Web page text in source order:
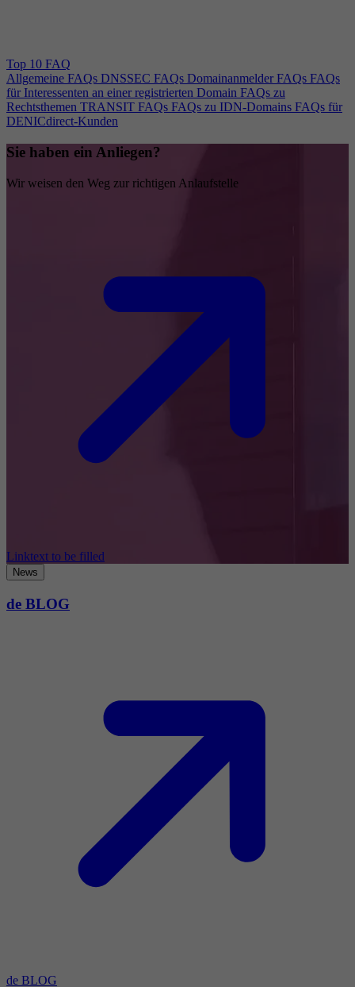
Top 10 FAQ
Allgemeine FAQs DNSSEC FAQs Domainanmelder FAQs FAQs
für Interessenten an einer registrierten Domain FAQs zu
Rechtsthemen TRANSIT FAQs FAQs zu IDN-Domains FAQs für
DENICdirect-Kunden
Sie haben ein Anliegen?
Wir weisen den Weg zur richtigen Anlaufstelle
Linktext to be filled
News
de BLOG
de BLOG